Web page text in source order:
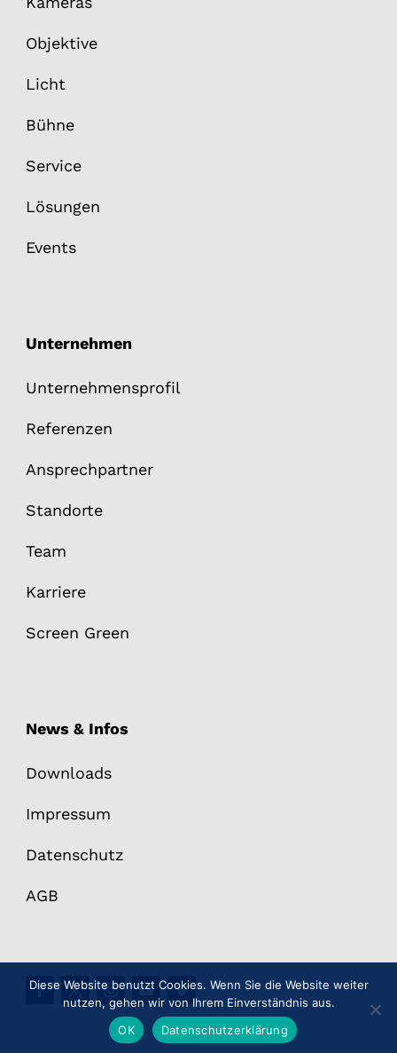
Objektive
Licht
Bühne
Service
Lösungen
Events
Unternehmen
Unternehmensprofil
Referenzen
Ansprechpartner
Standorte
Team
Karriere
Screen Green
News & Infos
Downloads
Impressum
Datenschutz
AGB
Diese Website benutzt Cookies. Wenn Sie die Website weiter
nutzen, gehen wir von Ihrem Einverständnis aus.
OK
Datenschutzerklärung